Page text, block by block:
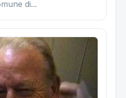
di...